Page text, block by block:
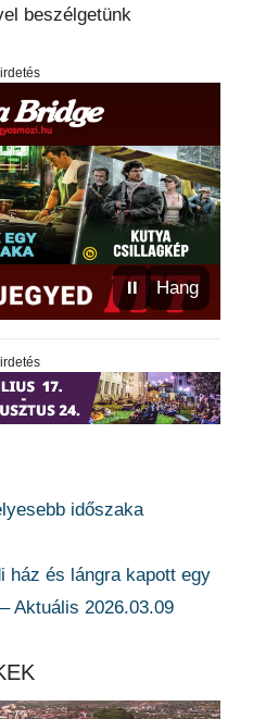
beszélgetünk
⏸ Hang
időszaka
ház és lángra kapott egy
Aktuális 2026.03.09